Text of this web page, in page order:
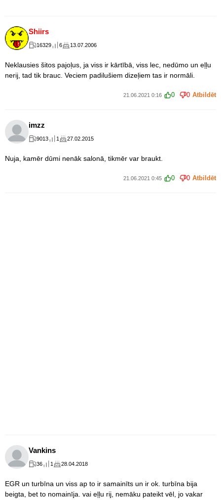
Shiirs
16329 6 13.07.2006
Neklausies šitos pajoļus, ja viss ir kārtībā, viss lec, nedūmo un eļļu
nerij, tad tik brauc. Veciem padilušiem dizeļiem tas ir normāli.
21.06.2021 0:16 0 0 Atbildēt
imzz
9013 1 27.02.2015
Nuja, kamēr dūmi nenāk salonā, tikmēr var braukt.
21.06.2021 0:45 0 0 Atbildēt
Vankins
36 1 28.04.2018
EGR un turbīna un viss ap to ir samainīts un ir ok. turbīna bija
beigta, bet to nomainīja. vai eļļu rij, nemāku pateikt vēl, jo vakar